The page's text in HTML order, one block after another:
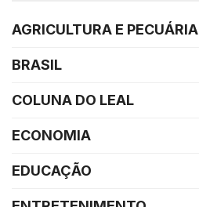
AGRICULTURA E PECUÁRIA
BRASIL
COLUNA DO LEAL
ECONOMIA
EDUCAÇÃO